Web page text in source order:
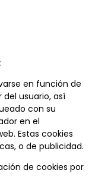
en función de
usuario, así
con su
en el
Estas cookies
o de publicidad.
de cookies por